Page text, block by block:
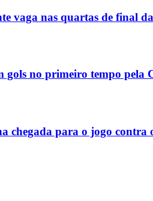
vaga nas quartas de final
gols no primeiro tempo pela
chegada para o jogo contra